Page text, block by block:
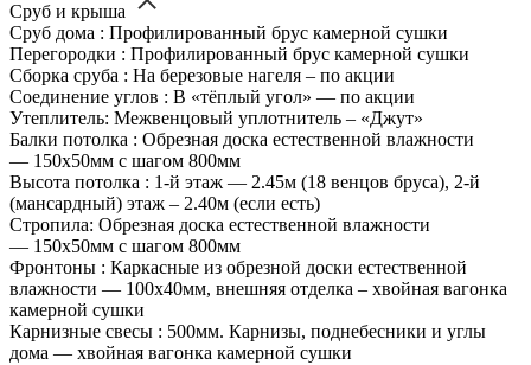
Сруб и крыша
Сруб дома : Профилированный брус камерной сушки
Перегородки : Профилированный брус камерной сушки
Сборка сруба : На березовые нагеля – по акции
Соединение углов : В «тёплый угол» — по акции
Утеплитель: Межвенцовый уплотнитель – «Джут»
Балки потолка : Обрезная доска естественной влажности
— 150х50мм с шагом 800мм
Высота потолка : 1-й этаж — 2.45м (18 венцов бруса), 2-й
(мансардный) этаж – 2.40м (если есть)
Стропила: Обрезная доска естественной влажности
— 150х50мм с шагом 800мм
Фронтоны : Каркасные из обрезной доски естественной
влажности — 100х40мм, внешняя отделка – хвойная вагонка
камерной сушки
Карнизные свесы : 500мм. Карнизы, поднебесники и углы
дома — хвойная вагонка камерной сушки